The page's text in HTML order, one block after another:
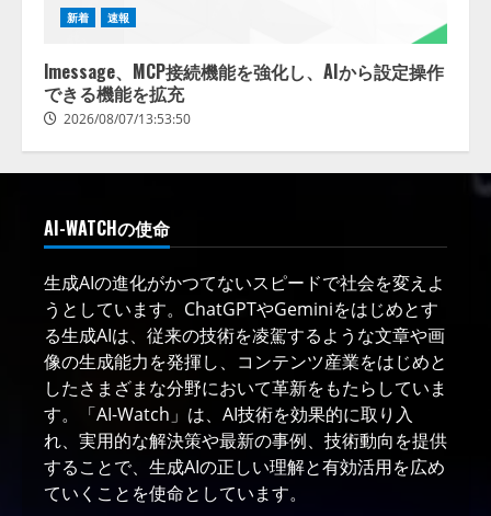
新着 速報
lmessage、MCP接続機能を強化し、AIから設定操作
できる機能を拡充
2026/08/07/13:53:50
AI-WATCHの使命
生成AIの進化がかつてないスピードで社会を変えよ
うとしています。ChatGPTやGeminiをはじめとす
る生成AIは、従来の技術を凌駕するような文章や画
像の生成能力を発揮し、コンテンツ産業をはじめと
したさまざまな分野において革新をもたらしていま
す。「AI-Watch」は、AI技術を効果的に取り入
れ、実用的な解決策や最新の事例、技術動向を提供
することで、生成AIの正しい理解と有効活用を広め
ていくことを使命としています。